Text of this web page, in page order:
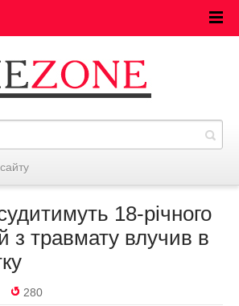
18-річного
з травмату влучив в
280